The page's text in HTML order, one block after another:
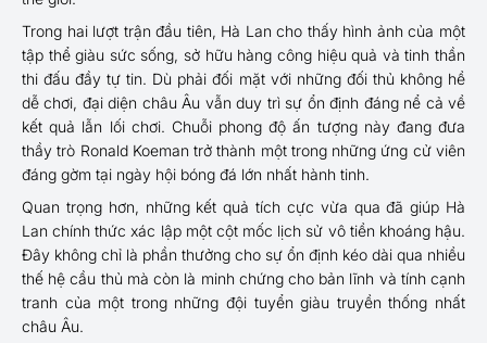
Trong hai lượt trận đầu tiên, Hà Lan cho thấy hình ảnh của một
tập thể giàu sức sống, sở hữu hàng công hiệu quả và tinh thần
thi đấu đầy tự tin. Dù phải đối mặt với những đối thủ không hề
dễ chơi, đại diện châu Âu vẫn duy trì sự ổn định đáng nể cả về
kết quả lẫn lối chơi. Chuỗi phong độ ấn tượng này đang đưa
thầy trò Ronald Koeman trở thành một trong những ứng cử viên
đáng gờm tại ngày hội bóng đá lớn nhất hành tinh.
Quan trọng hơn, những kết quả tích cực vừa qua đã giúp Hà
Lan chính thức xác lập một cột mốc lịch sử vô tiền khoáng hậu.
Đây không chỉ là phần thưởng cho sự ổn định kéo dài qua nhiều
thế hệ cầu thủ mà còn là minh chứng cho bản lĩnh và tính cạnh
tranh của một trong những đội tuyển giàu truyền thống nhất
châu Âu.